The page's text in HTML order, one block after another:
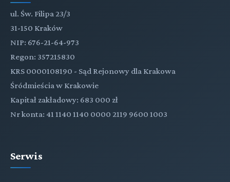
ul. Św. Filipa 23/3
31-150 Kraków
NIP: 676-21-64-973
Regon: 357215830
KRS 0000108190 - Sąd Rejonowy dla Krakowa
Śródmieścia w Krakowie
Kapitał zakładowy: 683 000 zł
Nr konta: 41 1140 1140 0000 2119 9600 1003
Serwis